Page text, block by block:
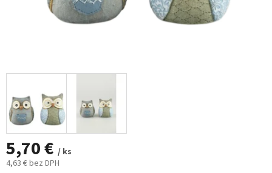
5,70 € / ks
4,63 € bez DPH